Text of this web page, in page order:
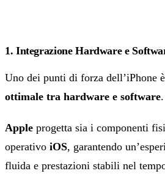
1. Integrazione Hardware e
Uno dei punti di forza dell’iPhone
ottimale tra hardware e software.
Apple progetta sia i componenti
operativo iOS, garantendo
fluida e prestazioni stabili nel